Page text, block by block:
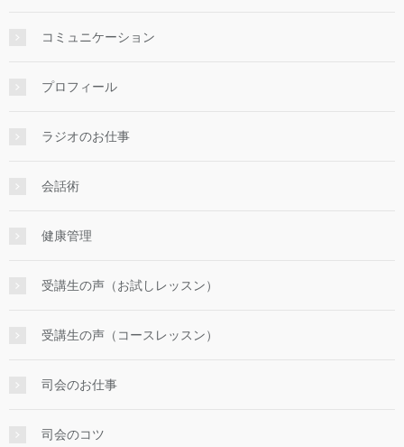
コミュニケーション
プロフィール
ラジオのお仕事
会話術
健康管理
受講生の声（お試しレッスン）
受講生の声（コースレッスン）
司会のお仕事
司会のコツ